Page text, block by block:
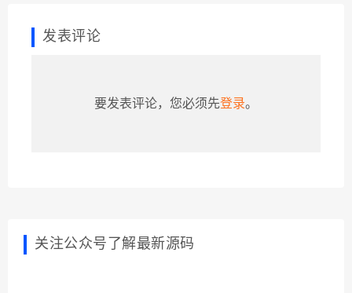
发表评论
要发表评论，您必须先登录。
关注公众号了解最新源码